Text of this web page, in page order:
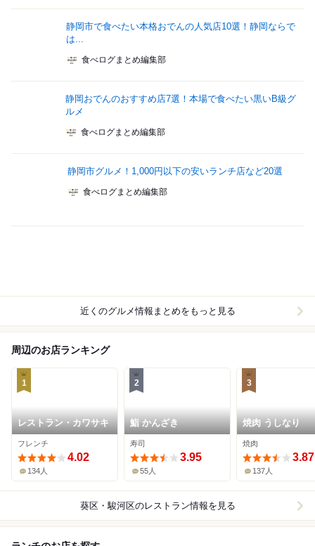
静岡市で食べたい本格おでんの人気店10選！静岡ならで
は...
食べログまとめ編集部
静岡おでんのおすすめ店7選！本場で食べたい黒いB級グ
ルメ
食べログまとめ編集部
静岡市グルメ！1,000円以下の安いランチ店など20選
食べログまとめ編集部
近くのグルメ情報まとめをもっと見る
周辺のお店ランキング
1
レストラン・カワサキ
フレンチ
4.02
134人
2
鮨 かんざき
寿司
3.95
55人
3
焼肉 うしなり
焼肉
3.87
137人
葵区・駿河区のレストラン情報を見る